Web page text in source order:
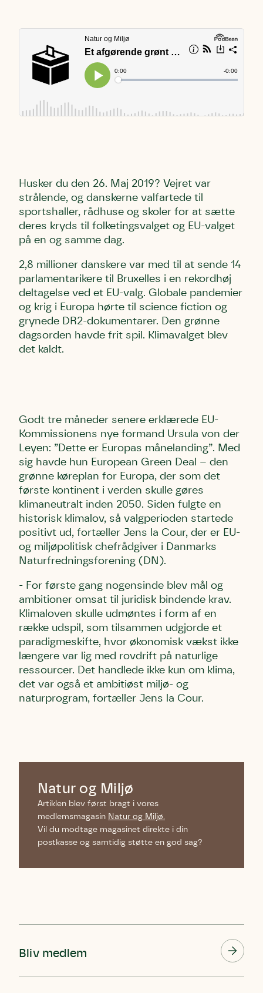
Husker du den 26. Maj 2019? Vejret var
strålende, og danskerne valfartede til
sportshaller, rådhuse og skoler for at sætte
deres kryds til folketingsvalget og EU-valget
på en og samme dag.
2,8 millioner danskere var med til at sende 14
parlamentarikere til Bruxelles i en rekordhøj
deltagelse ved et EU-valg. Globale pandemier
og krig i Europa hørte til science fiction og
grynede DR2-dokumentarer. Den grønne
dagsorden havde frit spil. Klimavalget blev
det kaldt.
Godt tre måneder senere erklærede EU-
Kommissionens nye formand Ursula von der
Leyen: ”Dette er Europas månelanding”. Med
sig havde hun European Green Deal – den
grønne køreplan for Europa, der som det
første kontinent i verden skulle gøres
klimaneutralt inden 2050. Siden fulgte en
historisk klimalov, så valgperioden startede
positivt ud, fortæller Jens la Cour, der er EU-
og miljøpolitisk chefrådgiver i Danmarks
Naturfredningsforening (DN).
- For første gang nogensinde blev mål og
ambitioner omsat til juridisk bindende krav.
Klimaloven skulle udmøntes i form af en
række udspil, som tilsammen udgjorde et
paradigmeskifte, hvor økonomisk vækst ikke
længere var lig med rovdrift på naturlige
ressourcer. Det handlede ikke kun om klima,
det var også et ambitiøst miljø- og
naturprogram, fortæller Jens la Cour.
Natur og Miljø
Artiklen blev først bragt i vores
medlemsmagasin Natur og Miljø.
Vil du modtage magasinet direkte i din
postkasse og samtidig støtte en god sag?
Bliv medlem